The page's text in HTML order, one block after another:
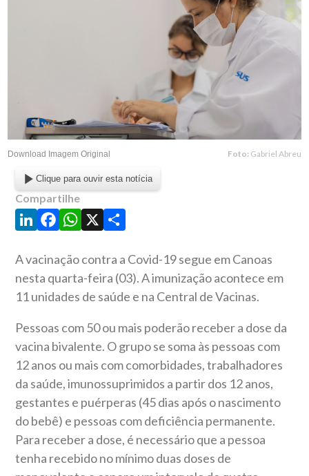
Download Imagem Original Foto: Gabriel Abreu
Clique para ouvir esta notícia
Compartilhe
LinkedIn
Facebook
WhatsApp
X Share
A vacinação contra a Covid-19 segue em Canoas
nesta quarta-feira (03). A imunização acontece em
11 unidades de saúde e na Central de Vacinas.
Pessoas com 50 ou mais poderão receber a dose da
vacina bivalente. O grupo se soma às pessoas com
12 anos ou mais com comorbidades, trabalhadores
da saúde, imunossuprimidos a partir dos 12 anos,
gestantes e puérperas (45 dias após o nascimento
do bebê) e pessoas com deficiência permanente.
Para receber a dose, é necessário que a pessoa
tenha recebido no mínimo duas doses de